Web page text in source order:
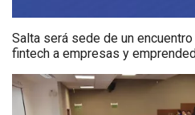
Salta será sede de un
fintech a empresas y